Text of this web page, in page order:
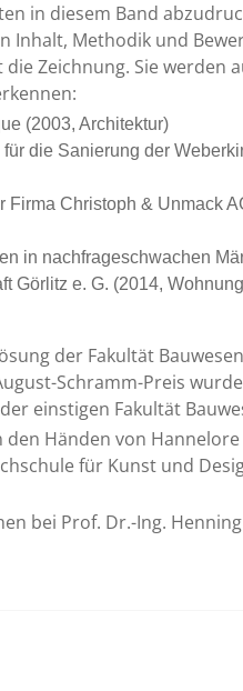
in diesem Band
Inhalt, Methodik und
Zeichnung. Sie werden
(2003, Architektur)
die Sanierung der
Christoph & Unmack
in nachfrageschwachen
Görlitz e. G. (2014,
der Fakultät
Schramm-Preis
einstigen Fakultät
Händen von Hannelore
für Kunst und
bei Prof. Dr.-Ing.